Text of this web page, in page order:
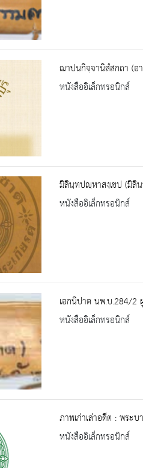
ฌาปนกิจฺจานิสํสกถา (อ
หนังสืออิเล็กทรอนิกส์
มิลินฺทปญฺหาสงฺเขป (มิ
หนังสืออิเล็กทรอนิกส์
เอกนิปาต นพ.บ.284/2
หนังสืออิเล็กทรอนิกส์
ภาพเก่าเล่าอดีต : พระบ
หนังสืออิเล็กทรอนิกส์